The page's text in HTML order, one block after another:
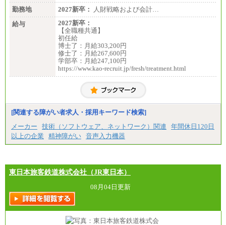
勤務地
2027新卒：
人財戦略および会計…
給与
2027新卒：
【全職種共通】
初任給
博士了：月給303,200円
修士了：月給267,600円
学部卒：月給247,100円
https://www.kao-recruit.jp/fresh/treatment.html
[関連する障がい者求人・採用キーワード検索]
メーカー
技術（ソフトウェア、ネットワーク）関連
年間休日120日
以上の企業
精神障がい 音声入力機器
東日本旅客鉄道株式会社（JR東日本）
08月04日更新